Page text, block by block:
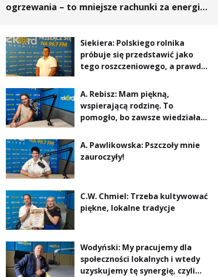
ogrzewania – to mniejsze rachunki za energię,
Siekiera: Polskiego rolnika
próbuje się przedstawić jako
tego roszczeniowego, a prawda
A. Rebisz: Mam piękną,
wspierającą rodzinę. To
pomogło, bo zawsze wiedziałam,
najważniejsza
A. Pawlikowska: Pszczoły mnie
zauroczyły!
C.W. Chmiel: Trzeba kultywować
piękne, lokalne tradycje
Wodyński: My pracujemy dla
społeczności lokalnych i wtedy
uzyskujemy tę synergię, czyli